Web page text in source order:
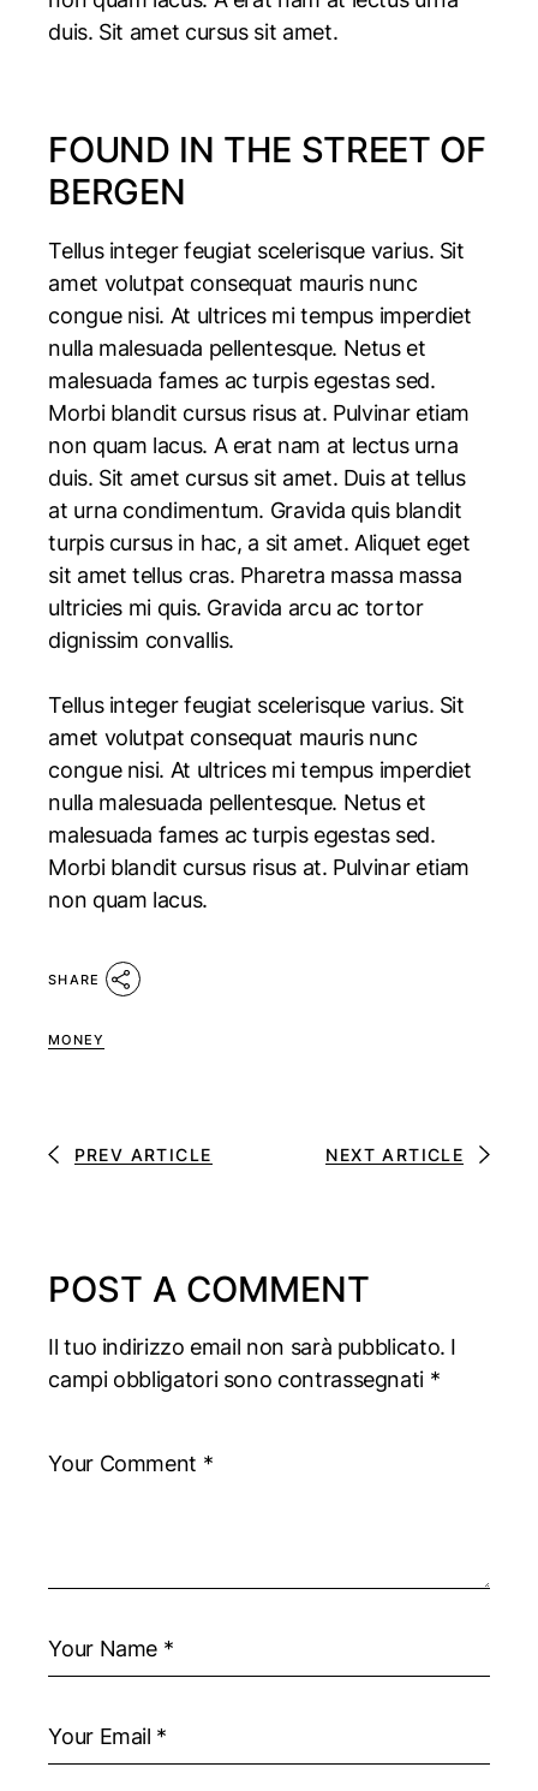
duis. Sit amet cursus sit amet.
FOUND IN THE STREET OF
BERGEN
Tellus integer feugiat scelerisque varius. Sit
amet volutpat consequat mauris nunc
congue nisi. At ultrices mi tempus imperdiet
nulla malesuada pellentesque. Netus et
malesuada fames ac turpis egestas sed.
Morbi blandit cursus risus at. Pulvinar etiam
non quam lacus. A erat nam at lectus urna
duis. Sit amet cursus sit amet. Duis at tellus
at urna condimentum. Gravida quis blandit
turpis cursus in hac, a sit amet. Aliquet eget
sit amet tellus cras. Pharetra massa massa
ultricies mi quis. Gravida arcu ac tortor
dignissim convallis.
Tellus integer feugiat scelerisque varius. Sit
amet volutpat consequat mauris nunc
congue nisi. At ultrices mi tempus imperdiet
nulla malesuada pellentesque. Netus et
malesuada fames ac turpis egestas sed.
Morbi blandit cursus risus at. Pulvinar etiam
non quam lacus.
SHARE
MONEY
PREV ARTICLE NEXT ARTICLE
POST A COMMENT
Il tuo indirizzo email non sarà pubblicato. I
campi obbligatori sono contrassegnati *